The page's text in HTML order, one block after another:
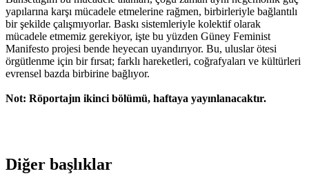
yapılarına karşı mücadele etmelerine rağmen, birbirleriyle bağlantılı
bir şekilde çalışmıyorlar. Baskı sistemleriyle kolektif olarak
mücadele etmemiz gerekiyor, işte bu yüzden Güney Feminist
Manifesto projesi bende heyecan uyandırıyor. Bu, uluslar ötesi
örgütlenme için bir fırsat; farklı hareketleri, coğrafyaları ve kültürleri
evrensel bazda birbirine bağlıyor.
Not: Röportajın ikinci bölümü, haftaya yayınlanacaktır.
Diğer başlıklar